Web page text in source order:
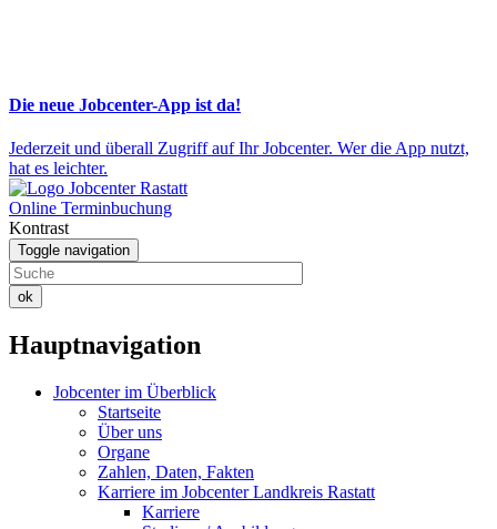
Die neue Jobcenter-App ist da!
Jederzeit und überall Zugriff auf Ihr Jobcenter. Wer die App nutzt,
hat es leichter.
Online Terminbuchung
Kontrast
Toggle navigation
ok
Hauptnavigation
Jobcenter im Überblick
Startseite
Über uns
Organe
Zahlen, Daten, Fakten
Karriere im Jobcenter Landkreis Rastatt
Karriere